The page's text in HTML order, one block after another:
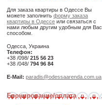
Для заказа квартиры в Одессе Вы
можете заполнить форму заказа
квартиры в Одессе или связаться с
нами любым другим удобным для Вас
способом.
Одесса, Украина
Телефон:
+38 /098/ 215 56 23
+38 /048/ 794 96 84
E-Mail: paradis@odessaarenda.com.ua
Бронирование/оплата